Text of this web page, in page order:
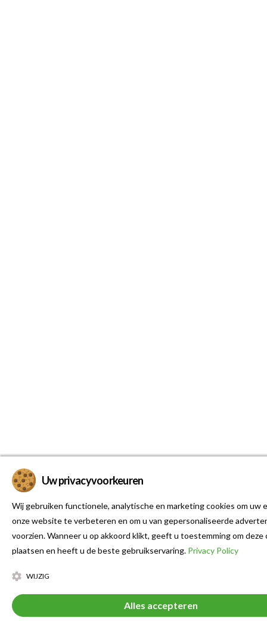
Uw privacyvoorkeuren
Wij gebruiken functionele, analytische en marketing cookies om uw
onze website te verbeteren en om u van gepersonaliseerde
voorzien. Wanneer u op akkoord klikt, geeft u toestemming om deze
plaatsen en heeft u de beste gebruikservaring. Privacy Policy
WIJZIG
Alles accepteren